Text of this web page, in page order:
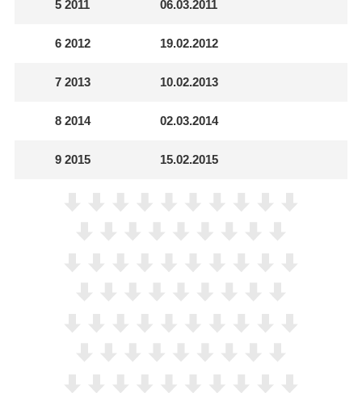
5 2011 06.03.2011
6 2012 19.02.2012
7 2013 10.02.2013
8 2014 02.03.2014
9 2015 15.02.2015